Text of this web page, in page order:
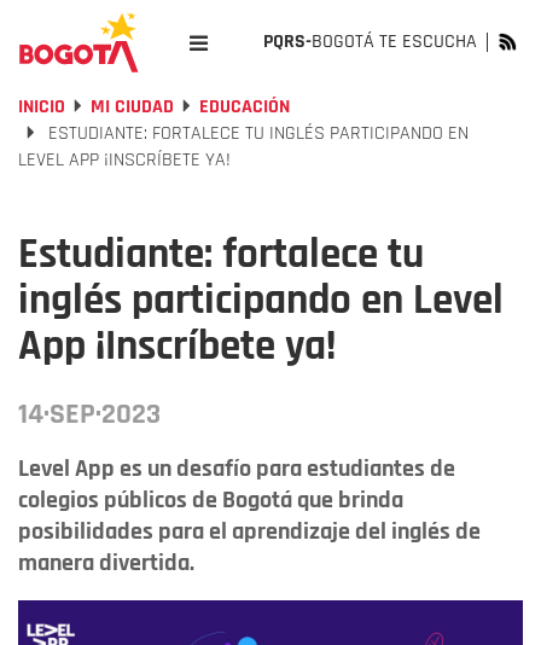
PQRS-BOGOTÁ TE ESCUCHA
INICIO MI CIUDAD
EDUCACIÓN
ESTUDIANTE: FORTALECE TU INGLÉS PARTICIPANDO EN
LEVEL APP ¡INSCRÍBETE YA!
Estudiante: fortalece tu
inglés participando en Level
App ¡Inscríbete ya!
14·SEP·2023
Level App es un desafío para estudiantes de
colegios públicos de Bogotá que brinda
posibilidades para el aprendizaje del inglés de
manera divertida.